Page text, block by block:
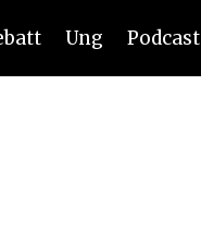
Ung Podcast